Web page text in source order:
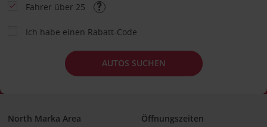
Fahrer über 25
Ich habe einen Rabatt-Code
AUTOS SUCHEN
North Marka Area
Öffnungszeiten